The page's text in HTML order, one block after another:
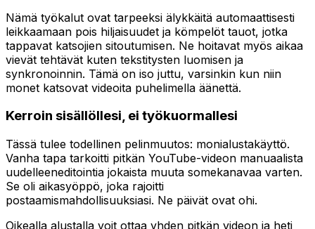
Nämä työkalut ovat tarpeeksi älykkäitä automaattisesti
leikkaamaan pois hiljaisuudet ja kömpelöt tauot, jotka
tappavat katsojien sitoutumisen. Ne hoitavat myös aikaa
vievät tehtävät kuten tekstitysten luomisen ja
synkronoinnin. Tämä on iso juttu, varsinkin kun niin
monet katsovat videoita puhelimella äänettä.
Kerroin sisällöllesi, ei työkuormallesi
Tässä tulee todellinen pelinmuutos: monialustakäyttö.
Vanha tapa tarkoitti pitkän YouTube-videon manuaalista
uudelleeneditointia jokaista muuta somekanavaa varten.
Se oli aikasyöppö, joka rajoitti
postaamismahdollisuuksiasi. Ne päivät ovat ohi.
Oikealla alustalla voit ottaa yhden pitkän videon ja heti